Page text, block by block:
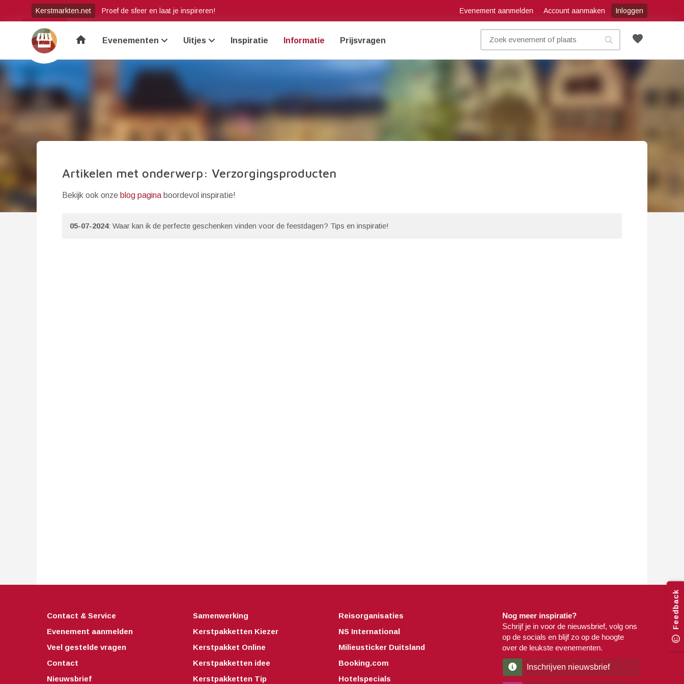
Kerstmarkten.net Proef de sfeer en laat je inspireren! Evenement aanmelden Account aanmaken Inloggen
favorite
home Evenementen Uitjes Inspiratie Informatie Prijsvragen
Artikelen met onderwerp: Verzorgingsproducten
Bekijk ook onze blog pagina boordevol inspiratie!
05-07-2024: Waar kan ik de perfecte geschenken vinden voor de feestdagen? Tips en inspiratie!
Contact & Service
Evenement aanmelden
Veel gestelde vragen
Contact
Nieuwsbrief
Samenwerking
Kerstpakketten Kiezer
Kerstpakket Online
Kerstpakketten idee
Kerstpakketten Tip
Reisorganisaties
NS International
Milieusticker Duitsland
Booking.com
Hotelspecials
Nog meer inspiratie?
Schrijf je in voor de nieuwsbrief, volg ons
op de socials en blijf zo op de hoogte
over de leukste evenementen.
Inschrijven nieuwsbrief
Feedback